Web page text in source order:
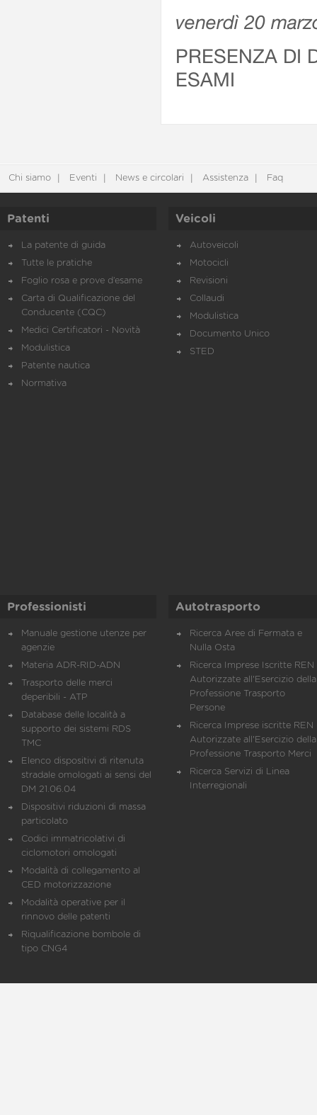
venerdì 20
PRESENZA DI
ESAMI
Chi siamo Eventi News e circolari Assistenza Faq
Patenti
La patente di guida
Tutte le pratiche
Foglio rosa e prove d’esame
Carta di Qualificazione del
Conducente (CQC)
Medici Certificatori - Novità
Modulistica
Patente nautica
Normativa
Veicoli
Autoveicoli
Motocicli
Revisioni
Collaudi
Modulistica
Documento Unico
STED
Professionisti
Manuale gestione utenze per
agenzie
Materia ADR-RID-ADN
Trasporto delle merci
deperibili - ATP
Database delle località a
supporto dei sistemi RDS
TMC
Elenco dispositivi di ritenuta
stradale omologati ai sensi del
DM 21.06.04
Dispositivi riduzioni di massa
particolato
Codici immatricolativi di
ciclomotori omologati
Modalità di collegamento al
CED motorizzazione
Modalità operative per il
rinnovo delle patenti
Riqualificazione bombole di
tipo CNG4
Autotrasporto
Ricerca Aree di Fermata e
Nulla Osta
Ricerca Imprese Iscritte REN
Autorizzate all'Esercizio della
Professione Trasporto
Persone
Ricerca Imprese iscritte REN
Autorizzate all'Esercizio della
Professione Trasporto Merci
Ricerca Servizi di Linea
Interregionali